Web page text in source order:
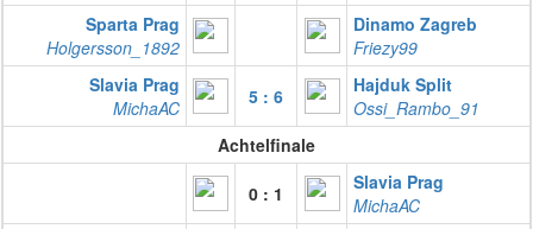
Sparta Prag
Holgersson_1892
Dinamo Zagreb
Friezy99
Slavia Prag
MichaAC
5 : 6
Hajduk Split
Ossi_Rambo_91
Achtelfinale
0 : 1
Slavia Prag
MichaAC